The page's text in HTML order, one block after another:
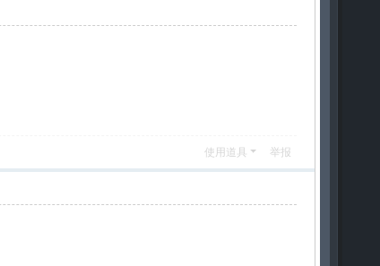
使用道具 举报